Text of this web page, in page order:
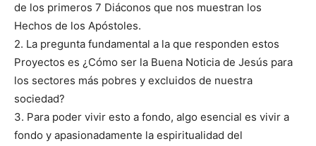
de los primeros 7 Diáconos que nos muestran los
Hechos de los Apóstoles.
2. La pregunta fundamental a la que responden estos
Proyectos es ¿Cómo ser la Buena Noticia de Jesús para
los sectores más pobres y excluidos de nuestra
sociedad?
3. Para poder vivir esto a fondo, algo esencial es vivir a
fondo y apasionadamente la espiritualidad del